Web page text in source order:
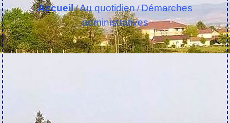
Accueil/Au quotidien/Démarches
administratives